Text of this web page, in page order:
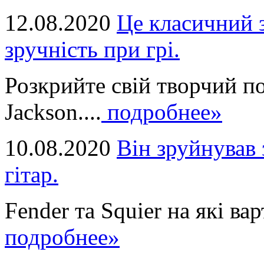
12.08.2020 Це класичний
зручність при грі.
Розкрийте свій творчий
Jackson.... подробнее»
10.08.2020 Він
гітар.
Fender та Squier на які
подробнее»